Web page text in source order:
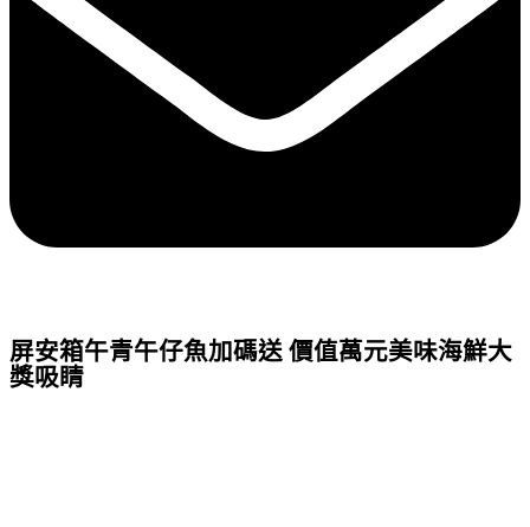
屏安箱午青午仔魚加碼送 價值萬元美味海鮮大
獎吸睛